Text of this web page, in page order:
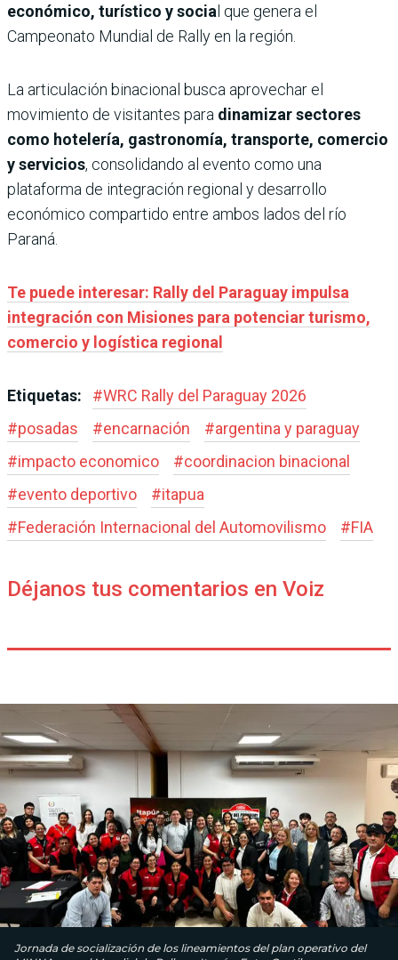
económico, turístico y socia l que genera el
Campeonato Mundial de Rally en la región.
La articulación binacional busca aprovechar el
movimiento de visitantes para dinamizar sectores
como hotelería, gastronomía, transporte, comercio
y servicios, consolidando al evento como una
plataforma de integración regional y desarrollo
económico compartido entre ambos lados del río
Paraná.
Te puede interesar: Rally del Paraguay impulsa
integración con Misiones para potenciar turismo,
comercio y logística regional
Etiquetas: #WRC Rally del Paraguay 2026
#posadas #encarnación #argentina y paraguay
#impacto economico #coordinacion binacional
#evento deportivo #itapua
#Federación Internacional del Automovilismo #FIA
Déjanos tus comentarios en Voiz
Jornada de socialización de los lineamientos del plan operativo del